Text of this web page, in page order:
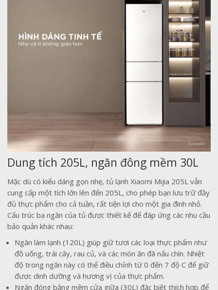
Dung tích 205L, ngăn đông mềm 30L
Mặc dù có kiểu dáng gọn nhẹ, tủ lạnh Xiaomi Mijia 205L vẫn
cung cấp một tích lớn lên đến 205L, cho phép bạn lưu trữ đầy
đủ thực phẩm cho cả tuần, rất tiện lợi cho một gia đình nhỏ.
Cấu trúc ba ngăn của tủ được thiết kế để đáp ứng các nhu cầu
bảo quản khác nhau:
Ngăn làm lạnh (120L) giúp giữ tươi các loại thực phẩm như
đồ uống, trái cây, rau củ, và các món ăn đã nấu chín. Nhiệt
độ trong ngăn này có thể điều chỉnh từ 0 đến 7 độ C để giữ
được dinh dưỡng và hương vị của thực phẩm.
Ngăn đóng băng mềm cửa giữa (30L) đặc biệt thích hợp để